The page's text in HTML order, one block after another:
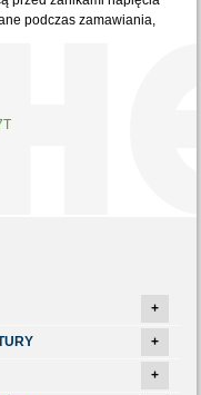
podczas zamawiania,
+
+
+